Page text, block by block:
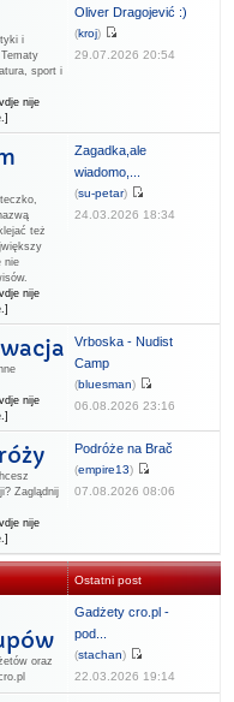
i
sport i
nije
Oliver Dragojević :)
(kroj)
29.07.2026 20:54
też
nie
nije
Zagadka,ale
wiadomo,...
(su-petar)
24.03.2026 18:34
nije
Vrboska - Nudist
Camp
(bluesman)
06.08.2026 23:16
Zaglądnij
nije
Podróże na Brač
(empire13)
07.08.2026 08:06
Ostatni post
oraz
Gadżety cro.pl -
pod...
(stachan)
22.03.2026 19:14